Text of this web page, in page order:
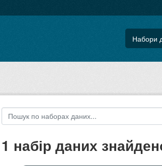
Набори
1 набір даних